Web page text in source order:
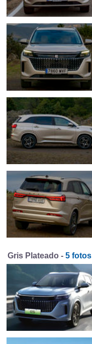
Gris Plateado - 5 fotos